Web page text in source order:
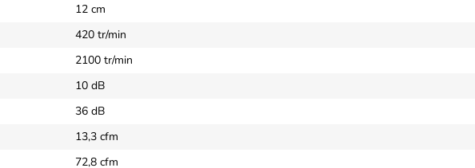
12 cm
420 tr/min
2100 tr/min
10 dB
36 dB
13,3 cfm
72,8 cfm